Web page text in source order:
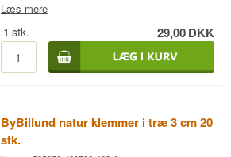
bordkortet, på sangskjuleren eller til at fastgøre
Garnish på din næste cocktails. Leveres i pose
med 10 stk.
Læs mere
1 stk. 29,00DKK
ByBillund natur klemmer i træ 3 cm 20
stk.